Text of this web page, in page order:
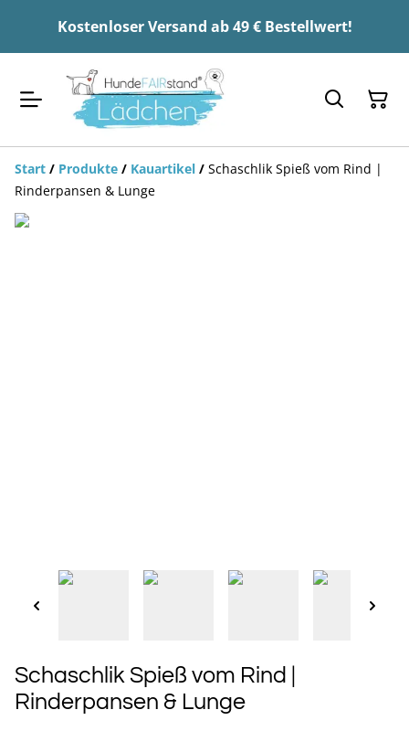
Kostenloser Versand ab 49 € Bestellwert!
Start / Produkte / Kauartikel / Schaschlik Spieß vom Rind |
Rinderpansen & Lunge
Schaschlik Spieß vom Rind |
Rinderpansen & Lunge